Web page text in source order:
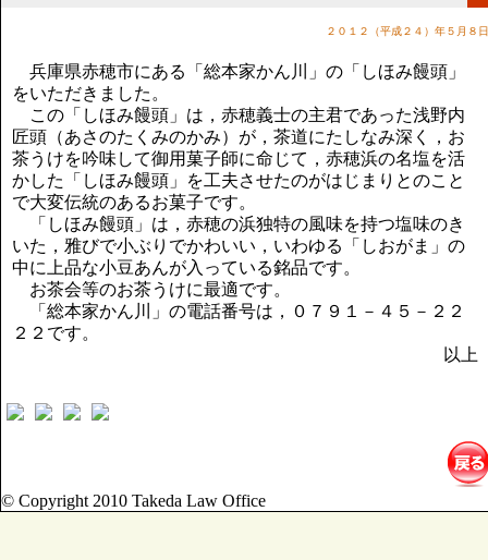
講演のご案内
気をつけたい法律のポイント
武田正男の独り言
２０１２（平成２４）年５月８日
兵庫県赤穂市にある「総本家かん川」の「しほみ饅頭」
をいただきました。
この「しほみ饅頭」は，赤穂義士の主君であった浅野内
匠頭（あさのたくみのかみ）が，茶道にたしなみ深く，お
茶うけを吟味して御用菓子師に命じて，赤穂浜の名塩を活
かした「しほみ饅頭」を工夫させたのがはじまりとのこと
で大変伝統のあるお菓子です。
「しほみ饅頭」は，赤穂の浜独特の風味を持つ塩味のき
いた，雅びで小ぶりでかわいい，いわゆる「しおがま」の
中に上品な小豆あんが入っている銘品です。
お茶会等のお茶うけに最適です。
「総本家かん川」の電話番号は，０７９１－４５－２２
２２です。
以上
© Copyright 2010 Takeda Law Office